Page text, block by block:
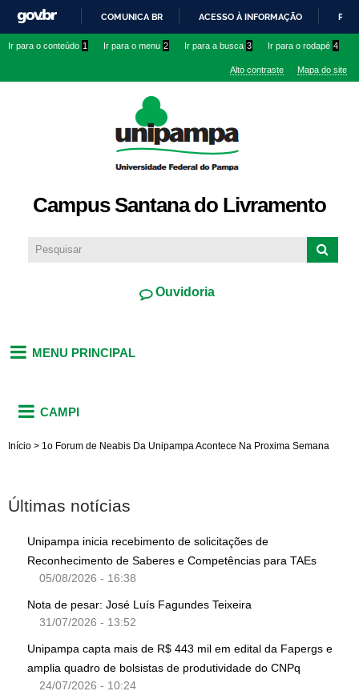
conteúdo
IR
O
COMUNICA BR ACESSO À INFORMAÇÃO
Ir para o conteúdo 1 Ir para o menu 2 Ir para a busca 3 Ir para o rodapé 4
Alto contraste Mapa do site
Campus Santana do Livramento
Ouvidoria
MENU PRINCIPAL
CAMPI
Início > 1o Forum de Neabis Da Unipampa Acontece Na Proxima Semana
Últimas notícias
Unipampa inicia recebimento de solicitações de
Reconhecimento de Saberes e Competências para TAEs
05/08/2026 - 16:38
Nota de pesar: José Luís Fagundes Teixeira
31/07/2026 - 13:52
Unipampa capta mais de R$ 443 mil em edital da Fapergs e
amplia quadro de bolsistas de produtividade do CNPq
24/07/2026 - 10:24